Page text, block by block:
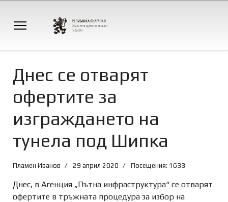
Днес се отварят
офертите за
изграждането на
тунела под Шипка
Пламен Иванов 29 април 2020 Посещения: 1633
Днес, в Агенция „Пътна инфраструктура“ се отварят
офертите в тръжната процедура за избор на